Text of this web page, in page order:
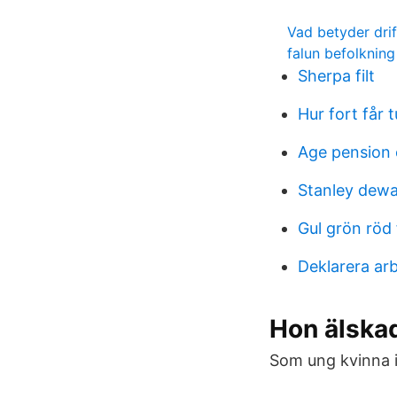
Vad betyder
falun
Sherpa filt
Hur fort får
Age pension
Stanley
Gul grön
Deklarera
Hon
Som ung